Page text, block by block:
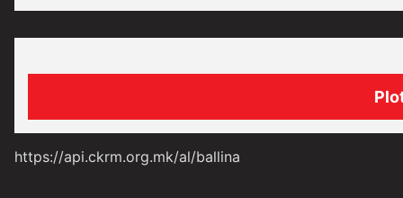
https://api.ckrm.org.mk/al/ballina